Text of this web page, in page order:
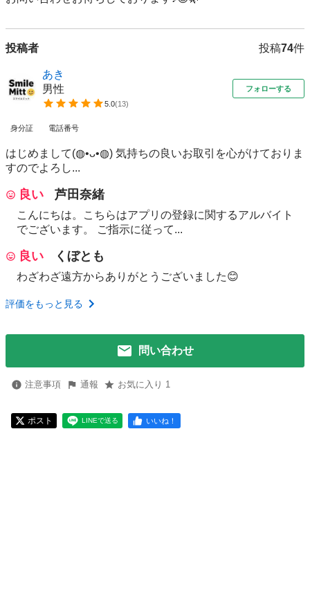
投稿者 投稿74件
あき
男性
5.0(13)
フォローする
身分証 電話番号
はじめまして(⁠◍⁠•⁠ᴗ⁠•⁠◍⁠) 気持ちの良いお取引を心がけておりま
すのでよろし...
良い 芦田奈緒
こんにちは。こちらはアプリの登録に関するアルバイト
でございます。 ご指示に従って...
良い くぼとも
わざわざ遠方からありがとうございました😊
評価をもっと見る
問い合わせ
注意事項 通報 お気に入り 1
ポスト LINEで送る いいね！